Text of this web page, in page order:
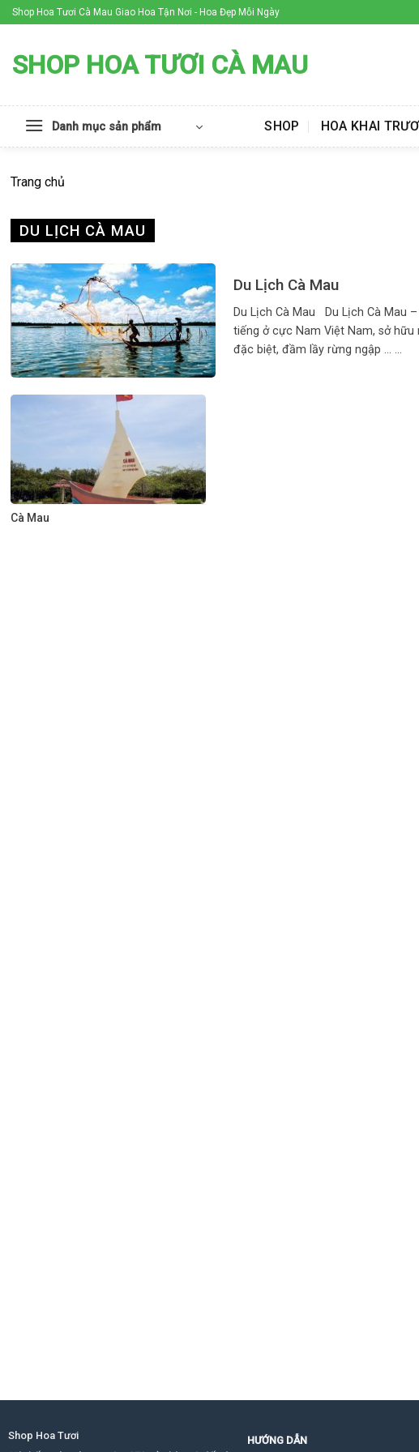
Skip
to
Shop Hoa Tươi Cà Mau Giao Hoa Tận Nơi - Hoa Đẹp Mỗi Ngày
SHOP HOA TƯƠI CÀ MAU
Danh mục sản phẩm SHOP HOA KHAI
Trang chủ
DU LỊCH CÀ MAU
Du Lịch Cà Mau
Du Lịch Cà Mau Du Lịch Cà Mau
tiếng ở cực Nam Việt Nam, sở hữu
đặc biệt, đầm lầy rừng ngập ... ...
Cà Mau
Shop Hoa Tươi
HƯỚNG DẪN